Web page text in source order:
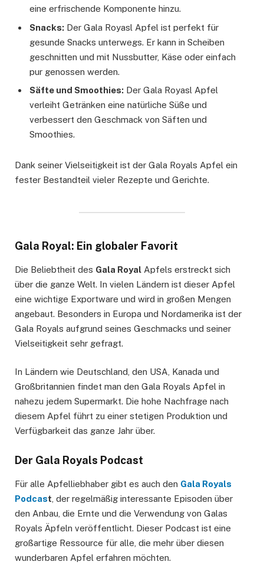
eine erfrischende Komponente hinzu.
Snacks: Der Gala Royasl Apfel ist perfekt für
gesunde Snacks unterwegs. Er kann in Scheiben
geschnitten und mit Nussbutter, Käse oder einfach
pur genossen werden.
Säfte und Smoothies: Der Gala Royasl Apfel
verleiht Getränken eine natürliche Süße und
verbessert den Geschmack von Säften und
Smoothies.
Dank seiner Vielseitigkeit ist der Gala Royals Apfel ein
fester Bestandteil vieler Rezepte und Gerichte.
Gala Royal: Ein globaler Favorit
Die Beliebtheit des Gala Royal Apfels erstreckt sich
über die ganze Welt. In vielen Ländern ist dieser Apfel
eine wichtige Exportware und wird in großen Mengen
angebaut. Besonders in Europa und Nordamerika ist der
Gala Royals aufgrund seines Geschmacks und seiner
Vielseitigkeit sehr gefragt.
In Ländern wie Deutschland, den USA, Kanada und
Großbritannien findet man den Gala Royals Apfel in
nahezu jedem Supermarkt. Die hohe Nachfrage nach
diesem Apfel führt zu einer stetigen Produktion und
Verfügbarkeit das ganze Jahr über.
Der Gala Royals Podcast
Für alle Apfelliebhaber gibt es auch den Gala Royals
Podcast , der regelmäßig interessante Episoden über
den Anbau, die Ernte und die Verwendung von Galas
Royals Äpfeln veröffentlicht. Dieser Podcast ist eine
großartige Ressource für alle, die mehr über diesen
wunderbaren Apfel erfahren möchten.